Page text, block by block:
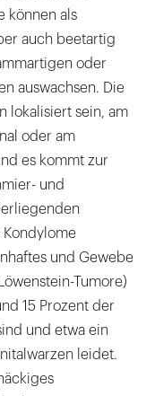
können als
auch beetartig
oder
auswachsen. Die
lokalisiert sein, am
oder am
es kommt zur
und
Kondylome
und Gewebe
Tumore)
15 Prozent der
und etwa ein
leidet.